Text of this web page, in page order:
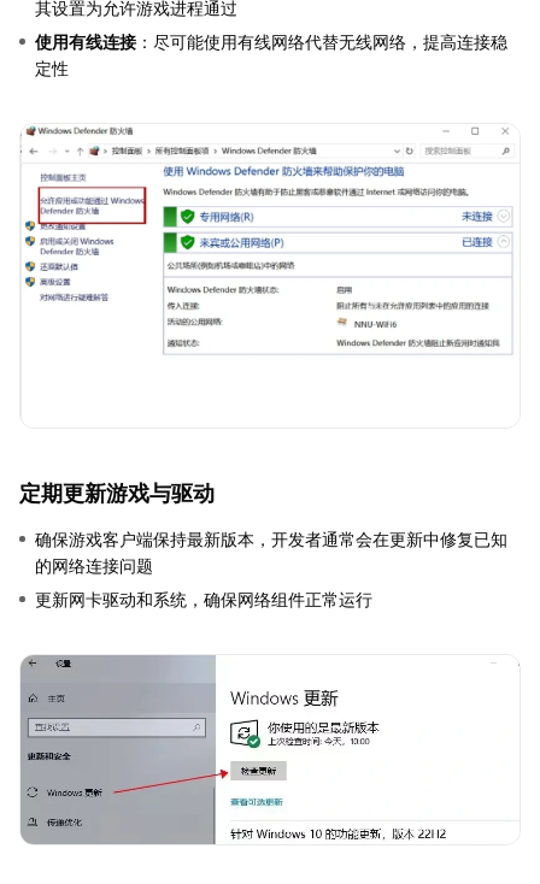
其设置为允许游戏进程通过
使用有线连接 ：尽可能使用有线网络代替无线网络，提高连接稳
定性
定期更新游戏与驱动
确保游戏客户端保持最新版本，开发者通常会在更新中修复已知
的网络连接问题
更新网卡驱动和系统，确保网络组件正常运行